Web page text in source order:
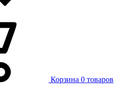
Корзина 0 товаров